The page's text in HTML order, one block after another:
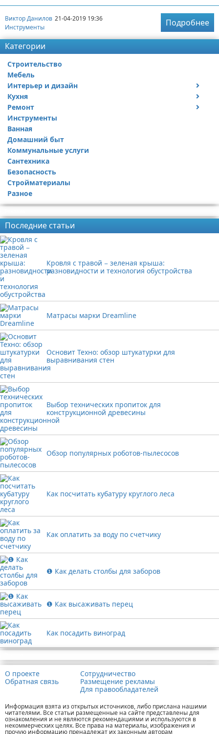
Виктор Данилов 21-04-2019 19:36
Инструменты
Подробнее
Категории
Строительство
Мебель
Интерьер и дизайн
Дизайн дачи
Дизайн квартиры
Кухня
Посуда
Ремонт
Ремонт дачи
Ремонт квартиры
Инструменты
Ванная
Домашний быт
Коммунальные услуги
Сантехника
Безопасность
Стройматериалы
Разное
Последние статьи
Кровля с травой − зеленая крыша:
разновидности и технология обустройства
Матрасы марки Dreamline
Основит Техно: обзор штукатурки для
выравнивания стен
Выбор технических пропиток для
конструкционной древесины
Обзор популярных роботов-пылесосов
Как посчитать кубатуру круглого леса
Как оплатить за воду по счетчику
❶ Как делать столбы для заборов
❶ Как высаживать перец
Как посадить виноград
О проекте
Обратная связь
Сотрудничество
Размещение рекламы
Для правообладателей
Информация взята из открытых источников, либо прислана нашими
читателями. Все статьи размещенные на сайте представлены для
ознакомления и не являются рекомендациями и используются в
некоммерческих целях. Все права на материалы, изображения и
прочую информацию пренадлежат их законным авторам